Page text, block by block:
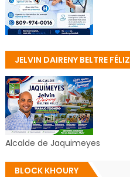
JELVIN DAIRENY BELTRE FÉLIZ
Alcalde de Jaquimeyes
BLOCK KHOURY